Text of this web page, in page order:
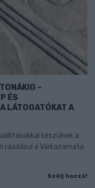
–
ÉS
LÁTOGATÓKAT A
készülnek a
ráadásul a Várkazamata
Szólj hozzá!